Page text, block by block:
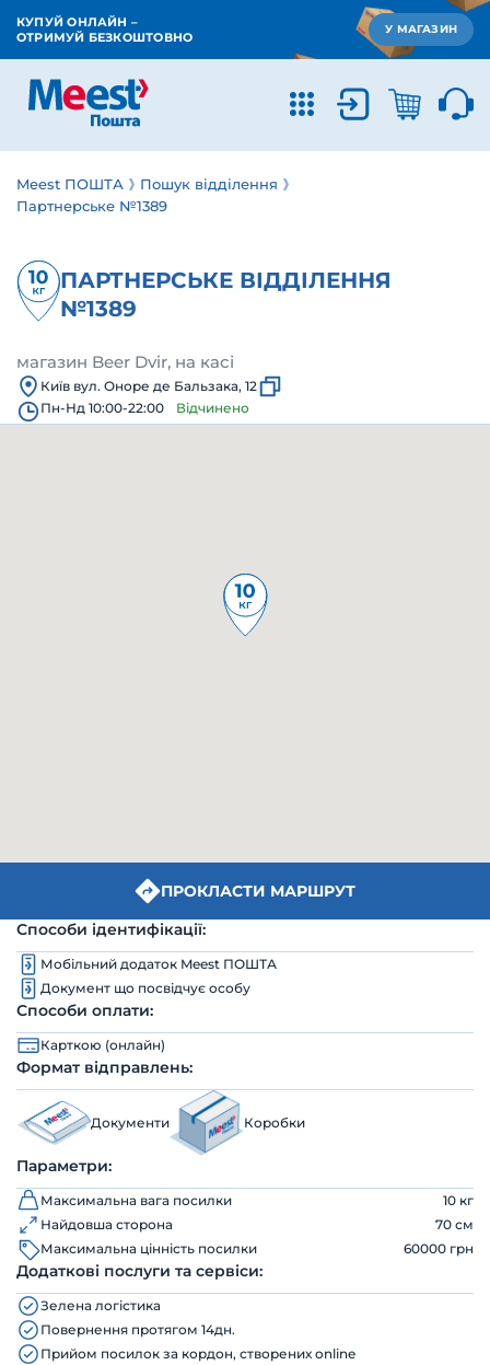
КУПУЙ ОНЛАЙН –
ОТРИМУЙ БЕЗКОШТОВНО
У МАГАЗИН
Meest ПОШТА
Пошук відділення
Партнерське №1389
ПАРТНЕРСЬКЕ ВІДДІЛЕННЯ
№1389
магазин Beer Dvir, на касі
Київ вул. Оноре де Бальзака, 12
Пн-Нд 10:00-22:00
Відчинено
ПРОКЛАСТИ МАРШРУТ
Способи ідентифікації:
Мобільний додаток Meest ПОШТА
Документ що посвідчує особу
Способи оплати:
Карткою (онлайн)
Формат відправлень:
Документи Коробки
Параметри:
Максимальна вага посилки
10 кг
Найдовша сторона
70 см
Максимальна цінність посилки
60000 грн
Додаткові послуги та сервіси:
Зелена логістика
Повернення протягом 14дн.
Прийом посилок за кордон, створених online